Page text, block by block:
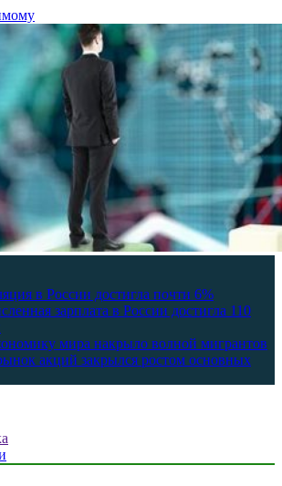
в России достигла почти 6%
зарплата в России достигла 110
мира накрыло волной мигрантов
акций закрылся ростом основных